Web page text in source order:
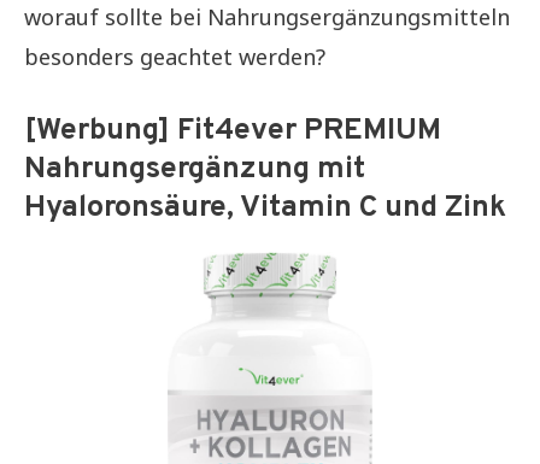
worauf sollte bei Nahrungsergänzungsmitteln
besonders geachtet werden?
[Werbung] Fit4ever PREMIUM
Nahrungsergänzung mit
Hyaloronsäure, Vitamin C und Zink